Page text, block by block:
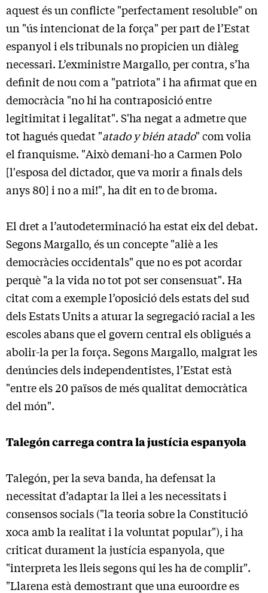
aquest és un conflicte "perfectament resoluble" on
un "ús intencionat de la força" per part de l’Estat
espanyol i els tribunals no propicien un diàleg
necessari. L’exministre Margallo, per contra, s’ha
definit de nou com a "patriota" i ha afirmat que en
democràcia "no hi ha contraposició entre
legitimitat i legalitat". S'ha negat a admetre que
tot hagués quedat "atado y bién atado" com volia
el franquisme. "Això demani-ho a Carmen Polo
[l'esposa del dictador, que va morir a finals dels
anys 80] i no a mi!", ha dit en to de broma.
El dret a l’autodeterminació ha estat eix del debat.
Segons Margallo, és un concepte "aliè a les
democràcies occidentals" que no es pot acordar
perquè "a la vida no tot pot ser consensuat". Ha
citat com a exemple l’oposició dels estats del sud
dels Estats Units a aturar la segregació racial a les
escoles abans que el govern central els obligués a
abolir-la per la força. Segons Margallo, malgrat les
denúncies dels independentistes, l’Estat està
"entre els 20 països de més qualitat democràtica
del món".
Talegón carrega contra la justícia espanyola
Talegón, per la seva banda, ha defensat la
necessitat d’adaptar la llei a les necessitats i
consensos socials ("la teoria sobre la Constitució
xoca amb la realitat i la voluntat popular"), i ha
criticat durament la justícia espanyola, que
"interpreta les lleis segons qui les ha de complir".
"Llarena està demostrant que una euroordre es